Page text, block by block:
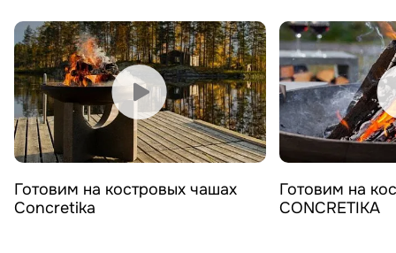
Смотреть видео
Готовим на костровых чашах
Concretika
Смотреть
Готовим на
CONCRETIKA